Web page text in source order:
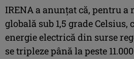
IRENA a anunțat că, pentru
globală sub 1,5 grade Celsius,
energie electrică din surse
se tripleze până la peste